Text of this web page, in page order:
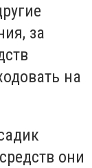
за
на
они